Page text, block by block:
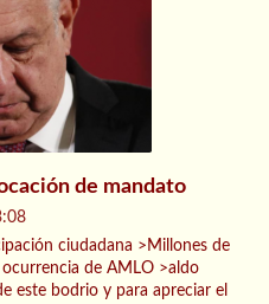
de mandato
ciudadana >Millones de
de AMLO >aldo
este bodrio y para apreciar el